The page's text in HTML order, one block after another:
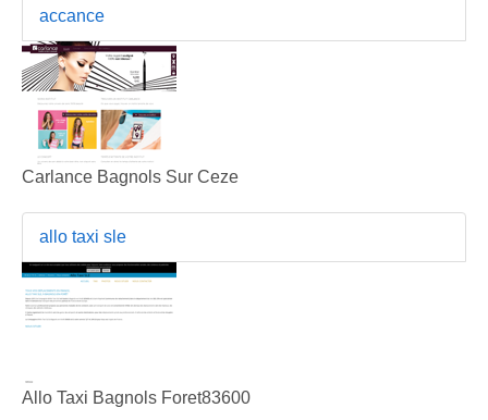
accance
Carlance Bagnols Sur Ceze
allo taxi sle
Allo Taxi Bagnols Foret83600